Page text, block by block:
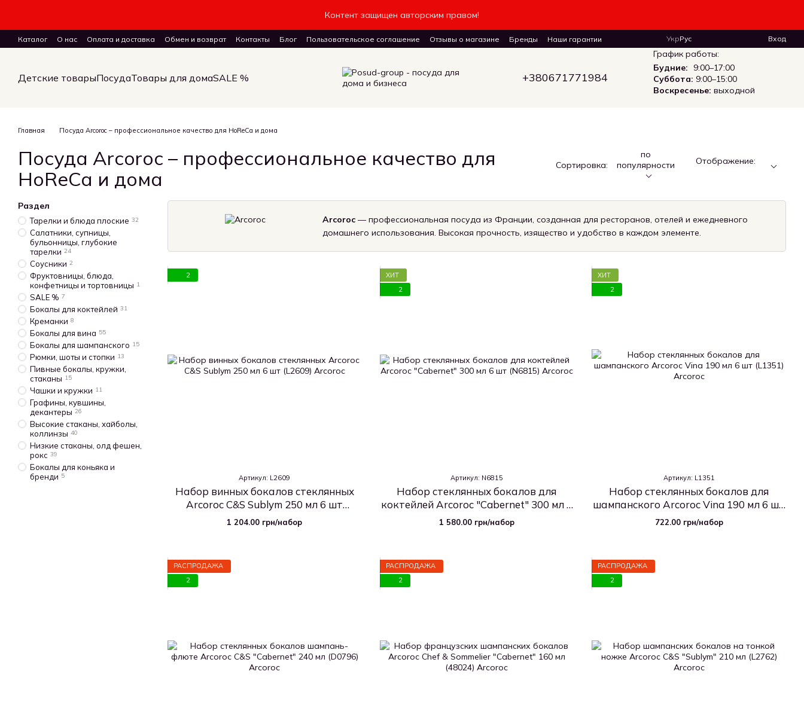
Контент защищен авторским правом!
Каталог О нас Оплата и доставка Обмен и возврат Контакты Блог Пользовательское соглашение Отзывы о магазине Бренды
Наши гарантии
ПУБЛИЧНЫЙ ДОГОВОР (ОФЕРТА) на заказ, куплю-продажу и доставку товаров
УкрРус Вход
Детские товарыПосудаТовары для домаSALE % +380671771984
График работы:
Будние:
9:00–17:00
Суббота: 9:00–15:00
Воскресенье: выходной
Главная Посуда Arcoroc – профессиональное качество для HoReCa и дома
Посуда Arcoroc – профессиональное качество для
HoReCa и дома
Сортировка:
по
популярности
Отображение:
Arcoroc — профессиональная посуда из Франции, созданная для ресторанов, отелей и ежедневного
домашнего использования. Высокая прочность, изящество и удобство в каждом элементе.
2
Артикул: L2609
Набор винных бокалов стеклянных
Arcoroc C&S Sublym 250 мл 6 шт
(L2609)
1 204.00 грн/набор
ХИТ
2
Артикул: N6815
Набор стеклянных бокалов для
коктейлей Arcoroc "Cabernet" 300 мл 6
шт (N6815)
1 580.00 грн/набор
ХИТ
2
Артикул: L1351
Набор стеклянных бокалов для
шампанского Arcoroc Vina 190 мл 6 шт
(L1351)
722.00 грн/набор
РАСПРОДАЖА
2
РАСПРОДАЖА
2
РАСПРОДАЖА
2
Раздел
Тарелки и блюда плоские 32
Салатники, супницы,
бульонницы, глубокие
тарелки 24
Соусники 2
Фруктовницы, блюда,
конфетницы и тортовницы 1
SALE % 7
Бокалы для коктейлей 31
Креманки 8
Бокалы для вина 55
Бокалы для шампанского 15
Рюмки, шоты и стопки 13
Пивные бокалы, кружки,
стаканы 15
Чашки и кружки 11
Графины, кувшины,
декантеры 26
Высокие стаканы, хайболы,
коллинзы 40
Низкие стаканы, олд фешен,
рокс 39
Бокалы для коньяка и
бренди 5